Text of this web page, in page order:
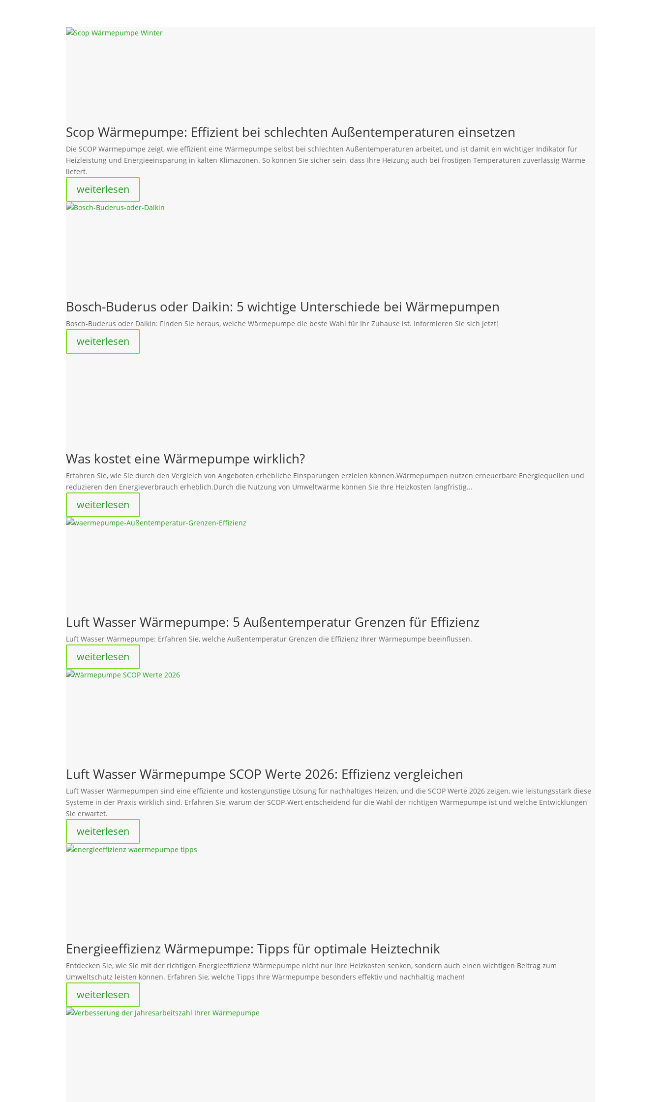
Scop Wärmepumpe: Effizient bei schlechten Außentemperaturen einsetzen
Die SCOP Wärmepumpe zeigt, wie effizient eine Wärmepumpe selbst bei schlechten Außentemperaturen arbeitet, und ist damit ein wichtiger Indikator für
Heizleistung und Energieeinsparung in kalten Klimazonen. So können Sie sicher sein, dass Ihre Heizung auch bei frostigen Temperaturen zuverlässig Wärme
liefert.
weiterlesen
Bosch-Buderus oder Daikin: 5 wichtige Unterschiede bei Wärmepumpen
Bosch-Buderus oder Daikin: Finden Sie heraus, welche Wärmepumpe die beste Wahl für Ihr Zuhause ist. Informieren Sie sich jetzt!
weiterlesen
Was kostet eine Wärmepumpe wirklich?
Erfahren Sie, wie Sie durch den Vergleich von Angeboten erhebliche Einsparungen erzielen können.Wärmepumpen nutzen erneuerbare Energiequellen und
reduzieren den Energieverbrauch erheblich.Durch die Nutzung von Umweltwärme können Sie Ihre Heizkosten langfristig...
weiterlesen
Luft Wasser Wärmepumpe: 5 Außentemperatur Grenzen für Effizienz
Luft Wasser Wärmepumpe: Erfahren Sie, welche Außentemperatur Grenzen die Effizienz Ihrer Wärmepumpe beeinflussen.
weiterlesen
Luft Wasser Wärmepumpe SCOP Werte 2026: Effizienz vergleichen
Luft Wasser Wärmepumpen sind eine effiziente und kostengünstige Lösung für nachhaltiges Heizen, und die SCOP Werte 2026 zeigen, wie leistungsstark diese
Systeme in der Praxis wirklich sind. Erfahren Sie, warum der SCOP-Wert entscheidend für die Wahl der richtigen Wärmepumpe ist und welche Entwicklungen
Sie erwartet.
weiterlesen
Energieeffizienz Wärmepumpe: Tipps für optimale Heiztechnik
Entdecken Sie, wie Sie mit der richtigen Energieeffizienz Wärmepumpe nicht nur Ihre Heizkosten senken, sondern auch einen wichtigen Beitrag zum
Umweltschutz leisten können. Erfahren Sie, welche Tipps Ihre Wärmepumpe besonders effektiv und nachhaltig machen!
weiterlesen